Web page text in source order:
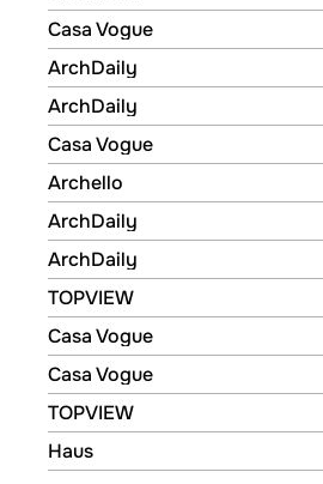
CASASUL
Casa Vogue
Casa Vogue
ArchDaily
ArchDaily
ArchDaily
ArchDaily
Casa Vogue
Casa Vogue
Archello
Archello
ArchDaily
ArchDaily
ArchDaily
ArchDaily
TOPVIEW
TOPVIEW
Casa Vogue
Casa Vogue
Casa Vogue
Casa Vogue
TOPVIEW
TOPVIEW
Haus
Haus